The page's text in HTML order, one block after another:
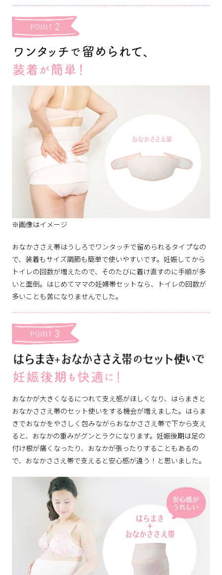
※画像はイメージ
おなかささえ帯はうしろでワンタッチで留められるタイプなの
で、装着もサイズ調節も簡単で使いやすいです。妊娠してから
トイレの回数が増えたので、そのたびに着け直すのに手順が多
いと面倒。はじめてママの妊婦帯セットなら、トイレの回数が
多いことも苦になりませんでした。
おなかが大きくなるにつれて支え感がほしくなり、はらまきと
おなかささえ帯のセット使いをする機会が増えました。はらま
きでおなかをやさしく包みながらおなかささえ帯で下から支え
ると、おなかの重みがグンとラクになります。妊娠後期は足の
付け根が痛くなったり、おなかが張ったりすることもあるの
で、おなかささえ帯で支えると安心感が違う！と思いました。